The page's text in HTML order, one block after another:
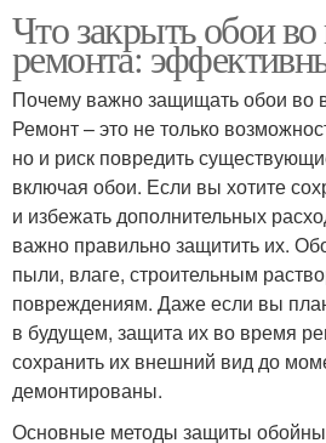
Что закрыть обои
ремонта:
Почему важно защищать обои во
Ремонт – это не только
но и риск повредить
включая обои. Если вы хотите
и избежать дополнительных
важно правильно защитить их.
пыли, влаге, строительным
повреждениям. Даже если вы
в будущем, защита их во время
сохранить их внешний вид до
демонтированы.
Основные методы защиты